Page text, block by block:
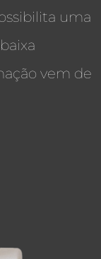
uma
vem de